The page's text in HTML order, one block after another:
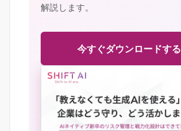
解説します。
今すぐダウンロードする